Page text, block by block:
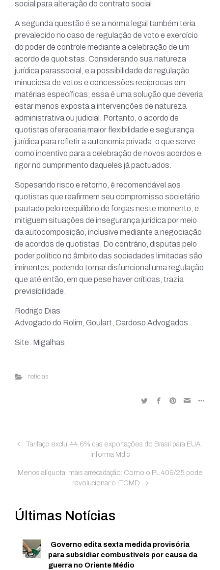
social para alteração do contrato social.
A segunda questão é se a norma legal também teria
prevalecido no caso de regulação de voto e exercício
do poder de controle mediante a celebração de um
acordo de quotistas. Considerando sua natureza
jurídica parassocial, e a possibilidade de regulação
minuciosa de vetos e concessões recíprocas em
matérias específicas, essa é uma solução que deveria
estar menos exposta a intervenções de natureza
administrativa ou judicial. Portanto, o acordo de
quotistas ofereceria maior flexibilidade e segurança
jurídica para refletir a autonomia privada, o que serve
como incentivo para a celebração de novos acordos e
rigor no cumprimento daqueles já pactuados.
Sopesando risco e retorno, é recomendável aos
quotistas que reafirmem seu compromisso societário
pautado pelo reequilíbrio de forças neste momento, e
mitiguem situações de insegurança jurídica por meio
da autocomposição, inclusive mediante a negociação
de acordos de quotistas. Do contrário, disputas pelo
poder político no âmbito das sociedades limitadas são
iminentes, podendo tornar disfuncional uma regulação
que até então, em que pese haver críticas, trazia
previsibilidade.
Rodrigo Dias
Advogado do Rolim, Goulart, Cardoso Advogados.
Site: Migalhas
noticias
Tarifaço exclui 44,6% das exportações do Brasil para EUA,
informa Mdic
Menos alíquota, mais arrecadação: Como o PL 409/25 pode
revolucionar o ITCMD
Últimas Notícias
Governo edita sexta medida provisória
para subsidiar combustíveis por causa da
guerra no Oriente Médio